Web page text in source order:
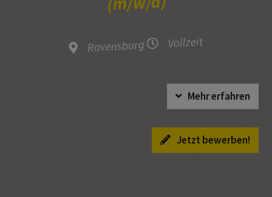
Ravensburg Vollzeit
Mehr erfahren
Jetzt bewerben!